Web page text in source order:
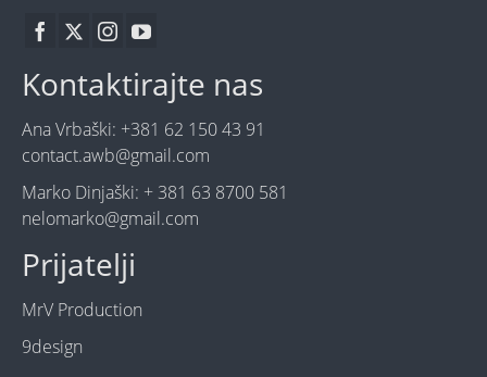
Kontaktirajte nas
Ana Vrbaški: +381 62 150 43 91
contact.awb@gmail.com
Marko Dinjaški: + 381 63 8700 581
nelomarko@gmail.com
Prijatelji
MrV Production
9design